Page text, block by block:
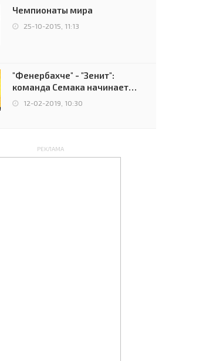
Чемпионаты мира
25-10-2015, 11:13
"Фенербахче" - "Зенит":
команда Семака начинает
путь в плей-офф Лиги
12-02-2019, 10:30
РЕКЛАМА